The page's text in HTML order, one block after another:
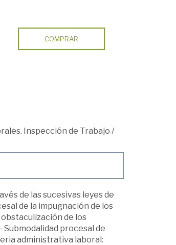
COMPRAR
Inspección de Trabajo /
de las sucesivas leyes de
de la impugnación de los
de los
Submodalidad procesal de
administrativa laboral: